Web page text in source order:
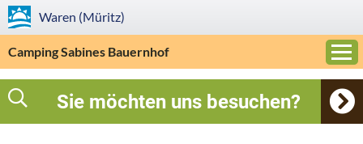
Waren (Müritz)
Camping Sabines Bauernhof
Sie möchten uns besuchen?